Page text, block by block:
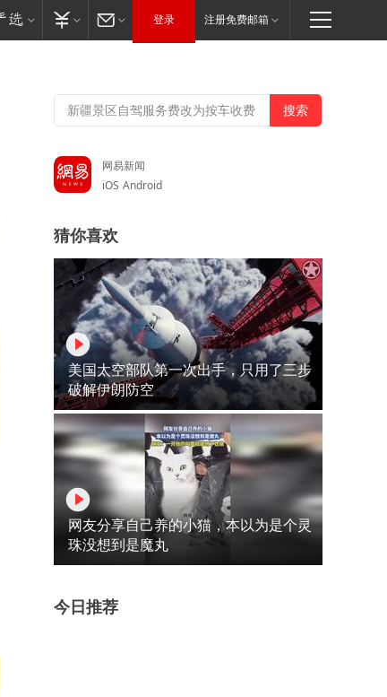
登录 注册免费邮箱
网易新闻
iOS Android
猜你喜欢
美国太空部队第一次出手，只用了三步
破解伊朗防空
网友分享自己养的小猫，本以为是个灵
珠没想到是魔丸
今日推荐